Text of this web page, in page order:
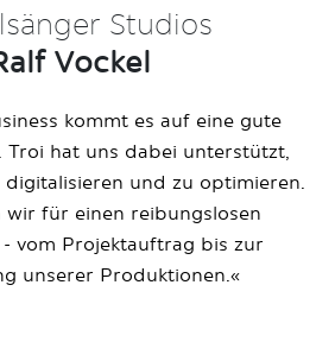
Studios
Vockel
kommt es auf eine gute
Troi hat uns dabei unterstützt,
digitalisieren und zu optimieren.
wir für einen reibungslosen
- vom Projektauftrag bis zur
unserer Produktionen.«